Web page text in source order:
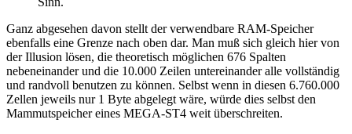
Ganz abgesehen davon stellt der verwendbare RAM-Speicher
ebenfalls eine Grenze nach oben dar. Man muß sich gleich hier von
der Illusion lösen, die theoretisch möglichen 676 Spalten
nebeneinander und die 10.000 Zeilen untereinander alle vollständig
und randvoll benutzen zu können. Selbst wenn in diesen 6.760.000
Zellen jeweils nur 1 Byte abgelegt wäre, würde dies selbst den
Mammutspeicher eines MEGA-ST4 weit überschreiten.